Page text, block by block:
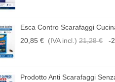
Esca Contro Scarafaggi
20,85 € (IVA incl.) 21,28 € -
Prodotto Anti Scarafaggi